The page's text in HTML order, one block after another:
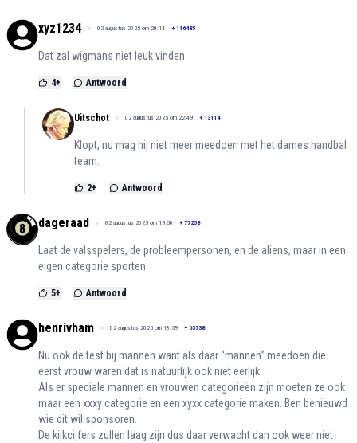
xyz1234 02 augustus 2025 om 20:14 + 116485
Dat zal wigmans niet leuk vinden.
4+ Antwoord
Uitschot 02 augustus 2025 om 22:49 + 13114
Klopt, nu mag hij niet meer meedoen met het dames handbal
team.
2+ Antwoord
dageraad 02 augustus 2025 om 19:50 + 77258
Laat de valsspelers, de probleempersonen, en de aliens, maar in een
eigen categorie sporten.
5+ Antwoord
henrivham 02 augustus 2025 om 18:59 + 63738
Nu ook de test bij mannen want als daar “mannen” meedoen die
eerst vrouw waren dat is natuurlijk ook niet eerlijk.
Als er speciale mannen en vrouwen categorieën zijn moeten ze ook
maar een xxxy categorie en een xyxx categorie maken. Ben benieuwd
wie dit wil sponsoren.
De kijkcijfers zullen laag zijn dus daar verwacht dan ook weer niet